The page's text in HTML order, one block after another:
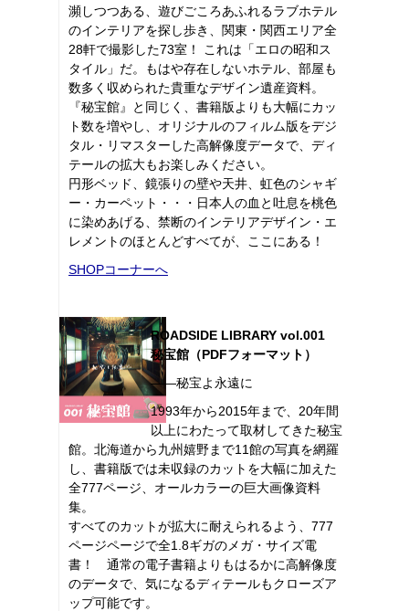
瀕しつつある、遊びごころあふれるラブホテル
のインテリアを探し歩き、関東・関西エリア全
28軒で撮影した73室！ これは「エロの昭和ス
タイル」だ。もはや存在しないホテル、部屋も
数多く収められた貴重なデザイン遺産資料。
『秘宝館』と同じく、書籍版よりも大幅にカッ
ト数を増やし、オリジナルのフィルム版をデジ
タル・リマスターした高解像度データで、ディ
テールの拡大もお楽しみください。
円形ベッド、鏡張りの壁や天井、虹色のシャギ
ー・カーペット・・・日本人の血と吐息を桃色
に染めあげる、禁断のインテリアデザイン・エ
レメントのほとんどすべてが、ここにある！
SHOPコーナーへ
ROADSIDE LIBRARY vol.001
秘宝館（PDFフォーマット）
――秘宝よ永遠に
1993年から2015年まで、20年間
以上にわたって取材してきた秘宝
館。北海道から九州嬉野まで11館の写真を網羅
し、書籍版では未収録のカットを大幅に加えた
全777ページ、オールカラーの巨大画像資料
集。
すべてのカットが拡大に耐えられるよう、777
ページページで全1.8ギガのメガ・サイズ電
書！ 通常の電子書籍よりもはるかに高解像度
のデータで、気になるディテールもクローズア
ップ可能です。